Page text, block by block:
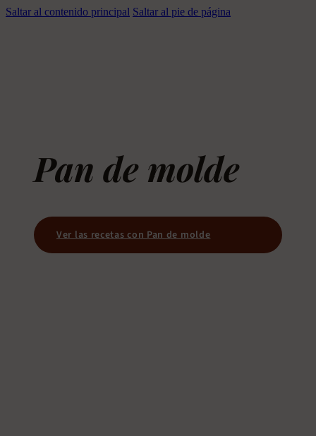
Saltar al contenido principal Saltar al pie de página
Pan de molde
Ver las recetas con Pan de molde